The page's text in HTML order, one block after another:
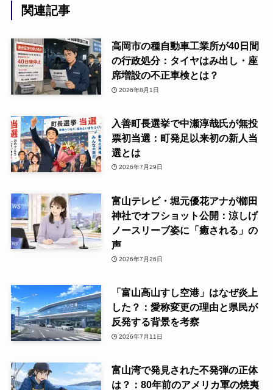
関連記事
高岡市の種自動車工業所が40日間
の行政処分：タイヤはみ出し・座
席増設の不正車検とは？
2026年8月1日
入善町長選挙で中瀬淳哉氏が無投
票初当選：町発足以来初の新人当
選とは
2026年7月29日
富山テレビ・堀元優花アナが櫛田
神社でオフショット公開：涼しげ
ノースリーブ姿に「癒される」の
声
2026年7月26日
「富山高山すし空港」はなぜ炎上
した？：愛称変更の理由と県民が
反発する背景を考察
2026年7月11日
富山湾で発見された不発弾の正体
は？：80年前のアメリカ軍の焼夷